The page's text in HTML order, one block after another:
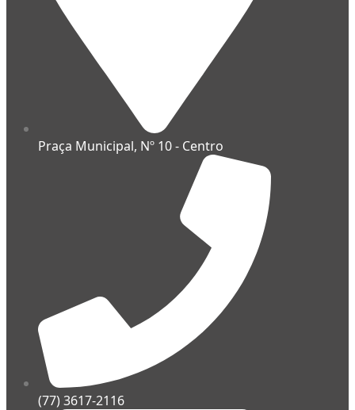
Praça Municipal, Nº 10 - Centro
(77) 3617-2116